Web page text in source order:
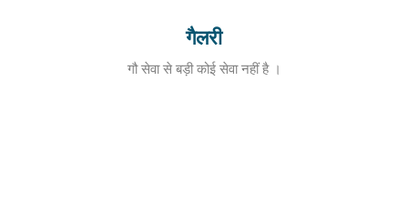
गैलरी
गौ सेवा से बड़ी कोई सेवा नहीं है ।